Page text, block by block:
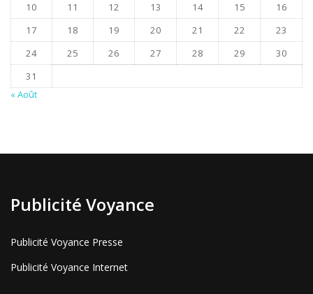
10
11 12 13 14 15
16
17
18 19 20 21 22
23
24
25 26 27 28 29
30
31
« Août
Publicité Voyance
Publicité Voyance Presse
Publicité Voyance Internet